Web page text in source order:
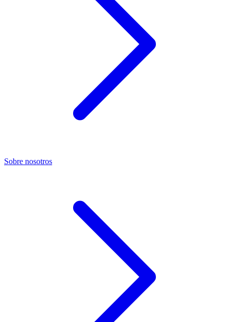
Sobre nosotros